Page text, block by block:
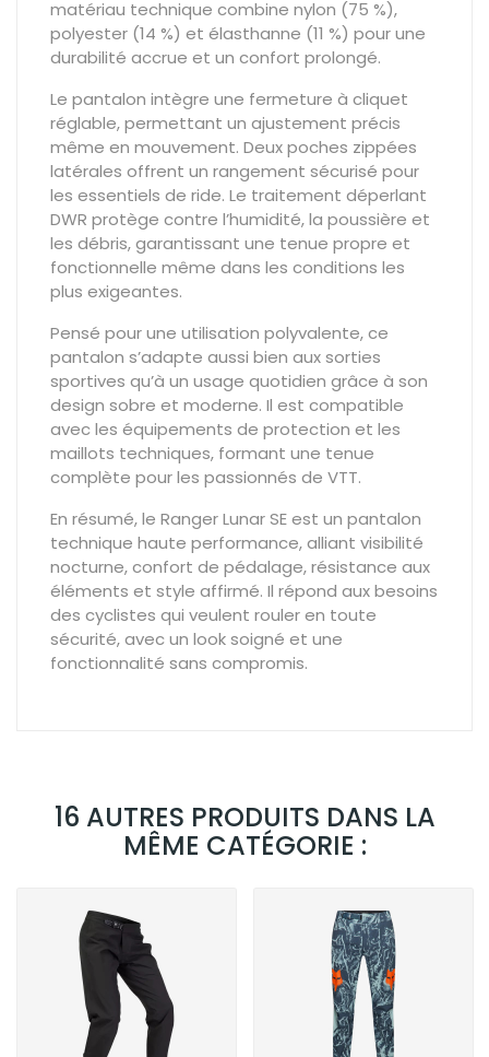
matériau technique combine nylon (75 %),
polyester (14 %) et élasthanne (11 %) pour une
durabilité accrue et un confort prolongé.
Le pantalon intègre une fermeture à cliquet
réglable, permettant un ajustement précis
même en mouvement. Deuxpoches zippées
latérales offrent un rangement sécurisé pour
les essentiels de ride. Le traitement déperlant
DWR protège contre l’humidité, la poussière et
les débris, garantissant une tenue propre et
fonctionnelle même dans les conditions les
plus exigeantes.
Pensé pour une utilisation polyvalente, ce
pantalon s’adapte aussi bien aux sorties
sportives qu’à un usage quotidien grâce à son
design sobre et moderne. Il est compatible
avec les équipements de protection et les
maillots techniques, formant une tenue
complète pour les passionnés de VTT.
En résumé, le Ranger Lunar SE est un pantalon
technique haute performance, alliant visibilité
nocturne,confort de pédalage,résistance aux
éléments et style affirmé. Il répond aux besoins
des cyclistes qui veulent rouler en toute
sécurité, avec un look soigné et une
fonctionnalité sans compromis.
16 AUTRES PRODUITS DANS LA
MÊME CATÉGORIE :